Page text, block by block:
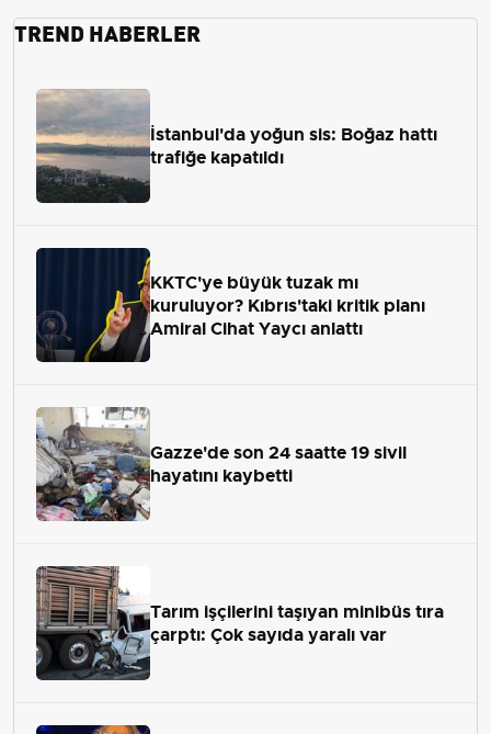
TREND HABERLER
İstanbul'da yoğun sis: Boğaz hattı
trafiğe kapatıldı
KKTC'ye büyük tuzak mı
kuruluyor? Kıbrıs'taki kritik planı
Amiral Cihat Yaycı anlattı
Gazze'de son 24 saatte 19 sivil
hayatını kaybetti
Tarım işçilerini taşıyan minibüs tıra
çarptı: Çok sayıda yaralı var